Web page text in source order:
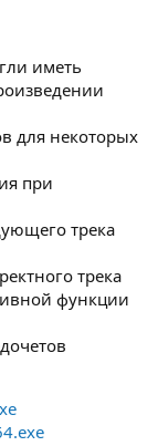
иметь
для некоторых
при
трека
трека
функции